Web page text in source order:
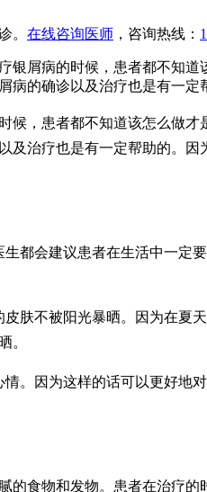
。 在线咨询医师 ，咨询热线：
银屑病的时候，患者都不知
病的确诊以及治疗也是有一定
候，患者都不知道该怎么做
及治疗也是有一定帮助的。
都会建议患者在生活中一
肤不被阳光暴晒。因为在
。
。因为这样的话可以更好地
的食物和发物。患者在治疗